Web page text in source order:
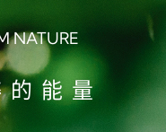
NATURE
的能量